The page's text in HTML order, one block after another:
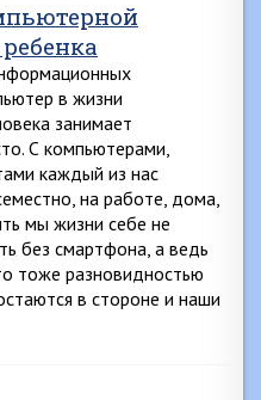
в жизни
занимает
С компьютерами,
каждый из нас
на работе, дома,
мы жизни себе не
без смартфона, а ведь
тоже разновидностью
в стороне и наши